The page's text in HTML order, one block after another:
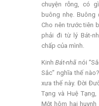
chuyện rỗng, có
buông nhẹ. Buông
Cho nên trước tiên
phải đi từ lý Bát-
chấp của mình.
KinhBát-nhã nói
Sắc” nghĩa thế
xưa thế này. Đời
Tạng và Huệ
Một hôm hai